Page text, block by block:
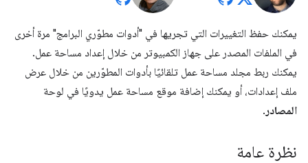
يمكنك حفظ التغييرات التي تجريها في "أدوات مطوّري البرامج" مرة أخرى
في الملفات المصدر على جهاز الكمبيوتر من خلال إعداد مساحة عمل.
يمكنك ربط مجلد مساحة عمل تلقائيًا بأدوات المطوّرين من خلال عرض
ملف إعدادات، أو يمكنك إضافة موقع مساحة عمل يدويًا في لوحة
المصادر .
نظرة عامة